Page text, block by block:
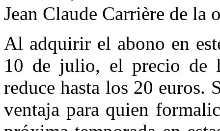
Jean Claude Carrière de la
Al adquirir el abono en
10 de julio, el precio de
reduce hasta los 20 euros.
ventaja para quien